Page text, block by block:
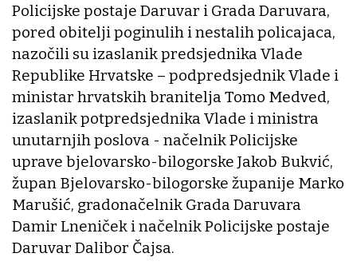
Policijske postaje Daruvar i Grada Daruvara,
pored obitelji poginulih i nestalih policajaca,
nazočili su izaslanik predsjednika Vlade
Republike Hrvatske – podpredsjednik Vlade i
ministar hrvatskih branitelja Tomo Medved,
izaslanik potpredsjednika Vlade i ministra
unutarnjih poslova - načelnik Policijske
uprave bjelovarsko-bilogorske Jakob Bukvić,
župan Bjelovarsko-bilogorske županije Marko
Marušić, gradonačelnik Grada Daruvara
Damir Lneniček i načelnik Policijske postaje
Daruvar Dalibor Čajsa.